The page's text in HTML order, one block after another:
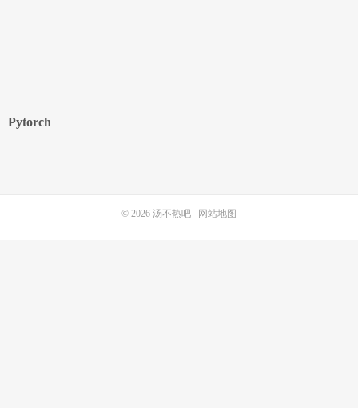
Pytorch
© 2026 汤不热吧 网站地图